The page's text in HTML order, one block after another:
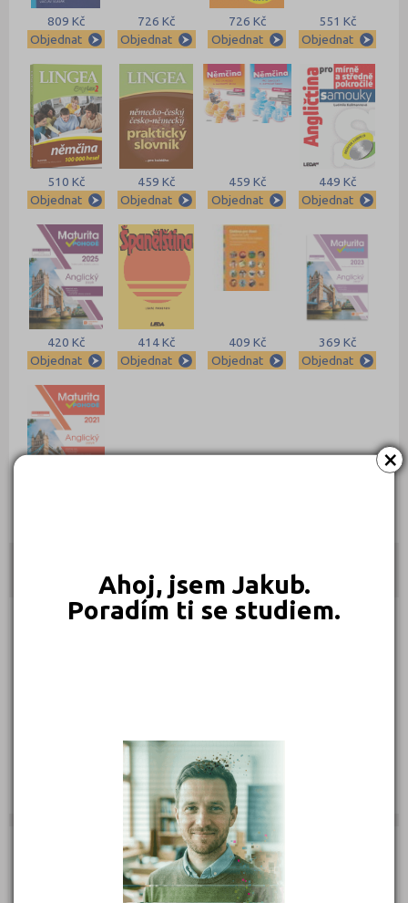
×
Ahoj, jsem Jakub.
Poradím ti se studiem.
809 Kč
Objednat
726 Kč
Objednat
726 Kč
Objednat
551 Kč
Objednat
510 Kč
Objednat
459 Kč
Objednat
459 Kč
Objednat
449 Kč
Objednat
420 Kč
Objednat
414 Kč
Objednat
409 Kč
Objednat
369 Kč
Objednat
Moskevská 28/23, 460 01 Liberec( Mapa)
Zobrazení detailu: 9 602, vyhledáno: 457 895
Zobrazení detailu tento měsíc: 0,